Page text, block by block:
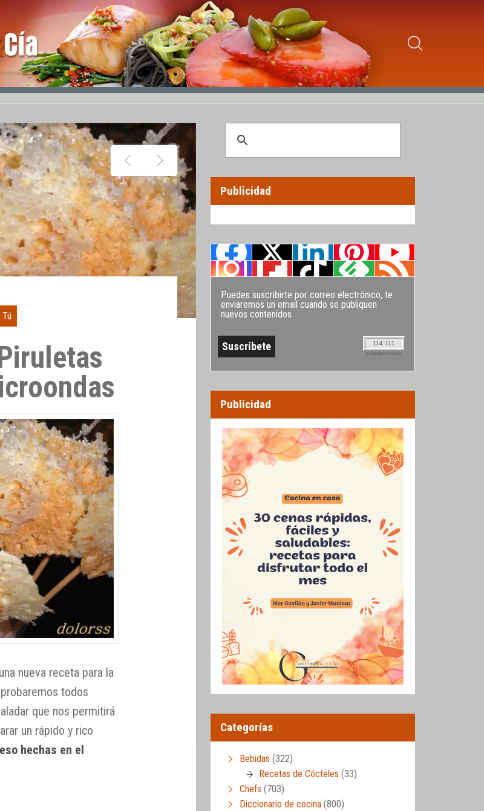
nueva receta para la
todos
que nos permitirá
un rápido y rico
hechas en el
Publicidad
Puedes suscribirte por correo electrónico, te
enviaremos un email cuando se publiquen
nuevos contenidos
114.111
SUSCRIPTORES
Publicidad
Categorías
Bebidas (322)
Recetas de Cócteles (33)
Chefs (703)
Diccionario de cocina (800)